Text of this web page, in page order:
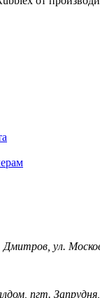
Дмитров, ул.
пгт.